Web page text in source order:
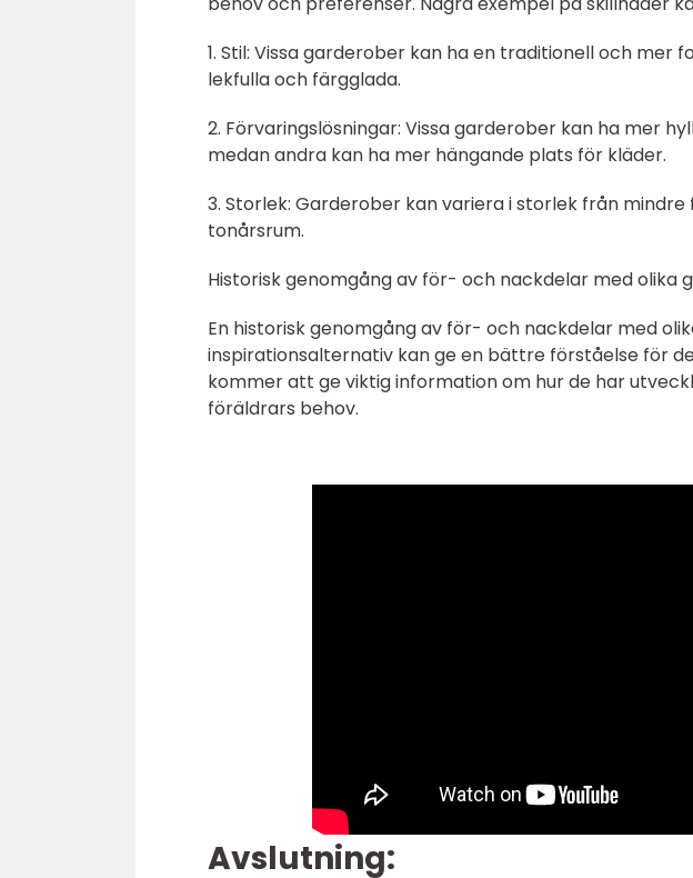
1. Stil: Vissa garderober kan ha en traditionell och mer
lekfulla och färgglada.
2. Förvaringslösningar: Vissa garderober kan ha mer
medan andra kan ha mer hängande plats för kläder.
3. Storlek: Garderober kan variera i storlek från
tonårsrum.
Historisk genomgång av för- och nackdelar med olika
En historisk genomgång av för- och nackdelar med
inspirationsalternativ kan ge en bättre förståelse för
kommer att ge viktig information om hur de har
föräldrars behov.
Avslutning: